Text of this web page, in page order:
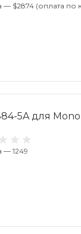
— $2874 (оплата по
5A для
— 1249